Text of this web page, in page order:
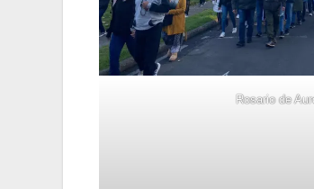
Rosario de